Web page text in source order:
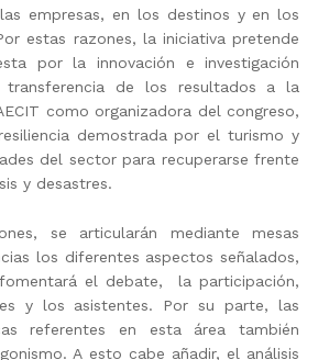
empresas, en los destinos y en los
estas razones, la iniciativa pretende
por la innovación e investigación
de los resultados a la
como organizadora del congreso,
demostrada por el turismo y
del sector para recuperarse frente
y desastres.
se articularán mediante mesas
los diferentes aspectos señalados,
el debate, la participación,
y los asistentes. Por su parte, las
referentes en esta área también
A esto cabe añadir, el análisis